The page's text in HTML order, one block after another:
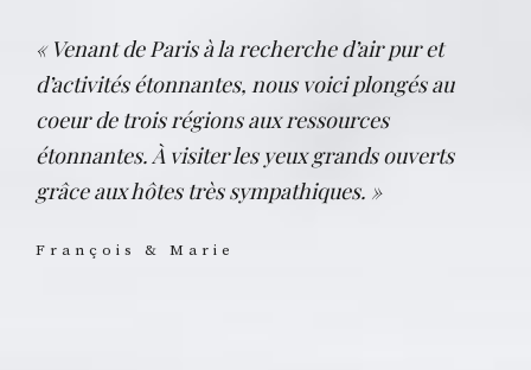
« Venant de Paris à la recherche d’air pur et
d’activités étonnantes, nous voici plongés au
coeur de trois régions aux ressources
étonnantes. À visiter les yeux grands ouverts
grâce aux hôtes très sympathiques. »
François & Marie